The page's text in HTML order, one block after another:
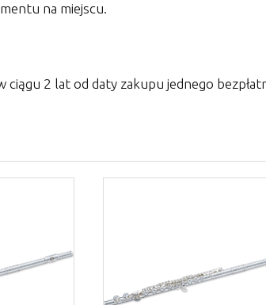
na miejscu.
ciągu 2 lat od daty zakupu jednego